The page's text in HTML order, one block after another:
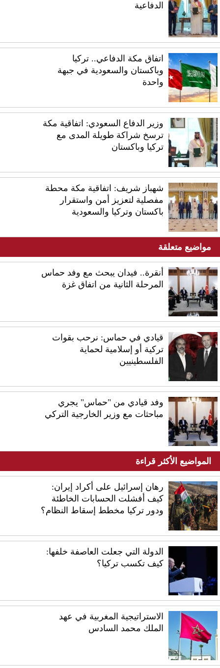
الدفاعية
اتفاق مكة الدفاعي.. تركيا
وباكستان والسعودية في جبهة
واحدة
وزير الدفاع السعودي: اتفاقية مكة
ترسخ شراكة طويلة المدى مع
تركيا وباكستان
شهباز شريف: اتفاقية مكة محطة
مفصلية لتعزيز أمن واستقرار
باكستان وتركيا والسعودية
مواضيع متعلقة
أنقرة.. فيدان يبحث مع وفد حماس
المرحلة الثانية من اتفاق غزة
قيادي في حماس: نرحب بقوات
تركية أو إسلامية لحماية
الفلسطينيين
وفد قيادي من "حماس" يجري
مباحثات مع وزير الخارجية التركي
المواضيع الأكثر قراءة
رهان إسرائيل على أكراد إيران:
كيف أفشلت الحسابات الخاطئة
ودور تركيا مخطط إسقاط النظام؟
الدولة التي جعلت العاصفة خلفها:
كيف تكسب تركيا؟
الاستراتيجية المغربية في عهد
الملك محمد السادس